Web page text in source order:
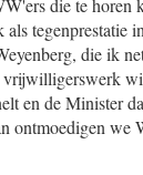
die te horen
tegenprestatie
die ik
en de Minister
ontmoedigen we